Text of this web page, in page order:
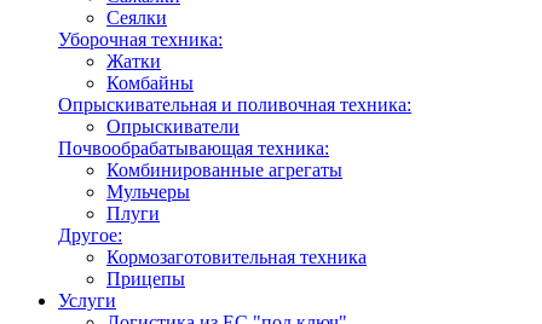
Сеялки
Уборочная техника:
Жатки
Комбайны
Опрыскивательная и поливочная техника:
Опрыскиватели
Почвообрабатывающая техника:
Комбинированные агрегаты
Мульчеры
Плуги
Другое:
Кормозаготовительная техника
Прицепы
Услуги